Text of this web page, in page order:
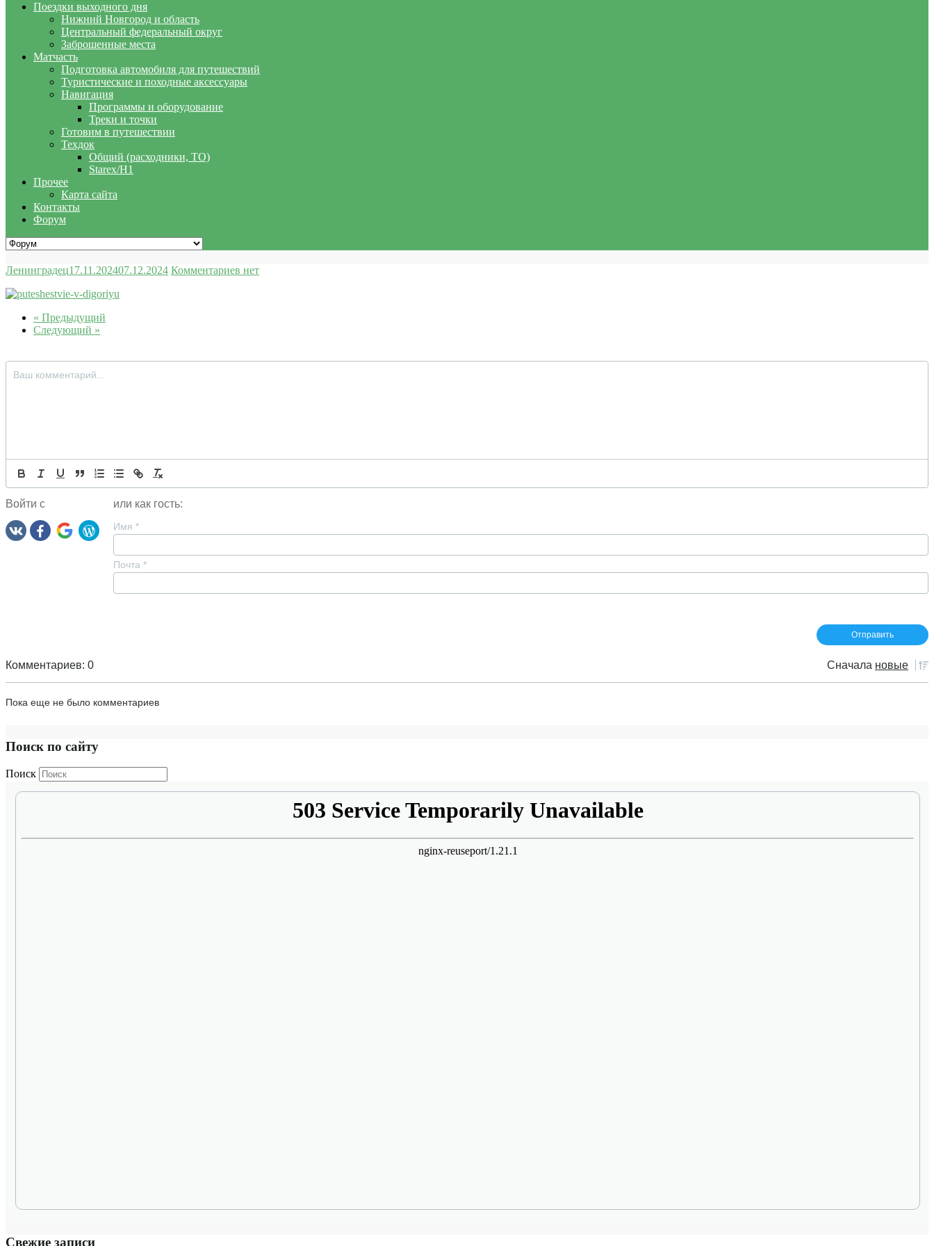
Поездки выходного дня
Нижний Новгород и область
Центральный федеральный округ
Заброшенные места
Матчасть
Подготовка автомобиля для путешествий
Туристические и походные аксессуары
Навигация
Программы и оборудование
Треки и точки
Готовим в путешествии
Техдок
Общий (расходники, ТО)
Starex/H1
Прочее
Карта сайта
Контакты
Форум
Ленинградец17.11.202407.12.2024 Комментариев нет
« Предыдущий
Следующий »
Войти с или как гость:
Имя *
Почта *
Комментариев: 0 Сначала новые
Пока еще не было комментариев
Поиск по сайту
Поиск
Свежие записи